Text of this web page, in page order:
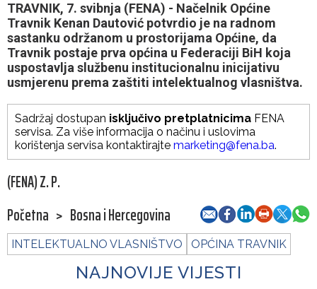
TRAVNIK, 7. svibnja (FENA) - Načelnik Općine
Travnik Kenan Dautović potvrdio je na radnom
sastanku održanom u prostorijama Općine, da
Travnik postaje prva općina u Federaciji BiH koja
uspostavlja službenu institucionalnu inicijativu
usmjerenu prema zaštiti intelektualnog vlasništva.
Sadržaj dostupan isključivo pretplatnicima FENA
servisa. Za više informacija o načinu i uslovima
korištenja servisa kontaktirajte marketing@fena.ba.
(FENA) Z. P.
Početna > Bosna i Hercegovina
INTELEKTUALNO VLASNIŠTVO OPĆINA TRAVNIK
NAJNOVIJE VIJESTI